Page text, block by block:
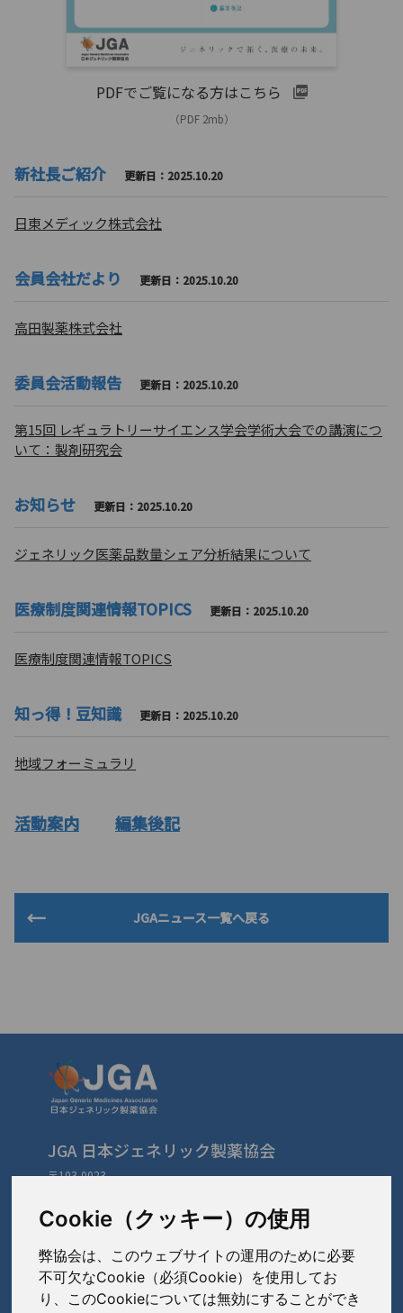
Cookie（クッキー）の使用
弊協会は、このウェブサイトの運用のために必要
不可欠なCookie（必須Cookie）を使用してお
り、このCookieについては無効にすることができ
PDFでご覧になる方はこちら
（PDF 2mb）
新社長ご紹介 更新日：2025.10.20
日東メディック株式会社
会員会社だより 更新日：2025.10.20
高田製薬株式会社
委員会活動報告 更新日：2025.10.20
第15回 レギュラトリーサイエンス学会学術大会での講演につ
いて：製剤研究会
お知らせ 更新日：2025.10.20
ジェネリック医薬品数量シェア分析結果について
医療制度関連情報TOPICS 更新日：2025.10.20
医療制度関連情報TOPICS
知っ得！豆知識 更新日：2025.10.20
地域フォーミュラリ
活動案内 編集後記
JGAニュース一覧へ戻る
JGA 日本ジェネリック製薬協会
〒103-0023
TEL: 03-3279-1890 / FAX: 03-3241-2978
会員会社（あ〜さ）
あゆみ製薬株式会社